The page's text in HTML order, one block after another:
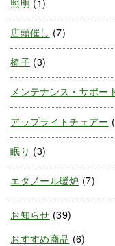
店頭催し (7)
椅子 (3)
メンテナンス・サポー
アップライトチェアー
眠り (3)
エタノール暖炉 (7)
お知らせ (39)
おすすめ商品 (6)